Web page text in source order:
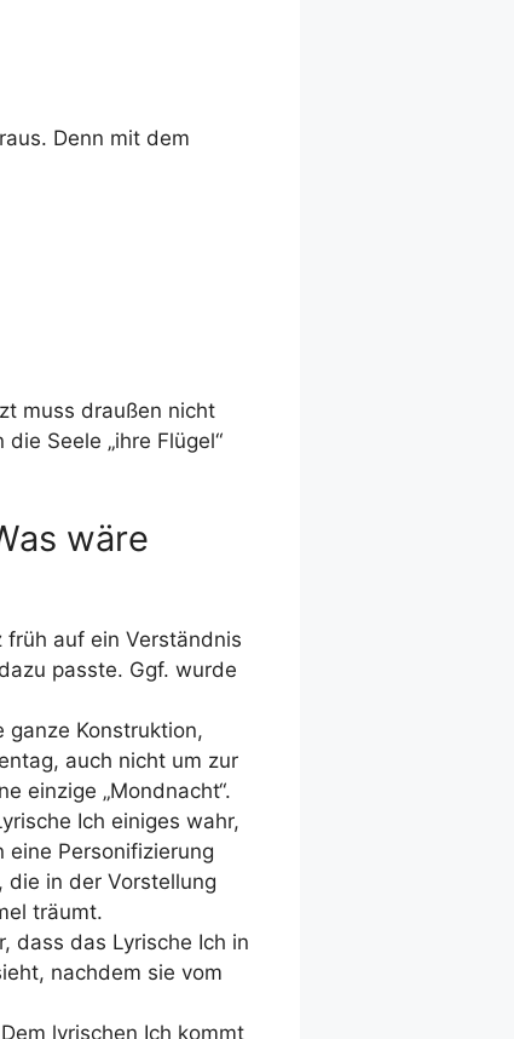
Denn mit dem
muss draußen nicht
Seele „ihre Flügel“
wäre
auf ein Verständnis
passte. Ggf. wurde
Konstruktion,
auch nicht um zur
einzige „Mondnacht“.
Ich einiges wahr,
Personifizierung
die in der Vorstellung
träumt.
dass das Lyrische Ich in
nachdem sie vom
lyrischen Ich kommt